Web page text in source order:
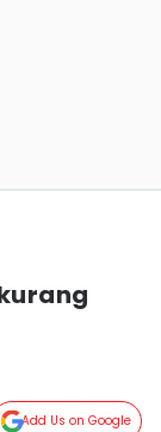
Add Us on Google